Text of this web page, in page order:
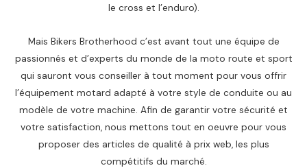
le cross et l’enduro).
Mais Bikers Brotherhood c’est avant tout une équipe de
passionnés et d’experts du monde de la moto route et sport
qui sauront vous conseiller à tout moment pour vous offrir
l’équipement motard adapté à votre style de conduite ou au
modèle de votre machine. Afin de garantir votre sécurité et
votre satisfaction, nous mettons tout en oeuvre pour vous
proposer des articles de qualité à prix web, les plus
compétitifs du marché.